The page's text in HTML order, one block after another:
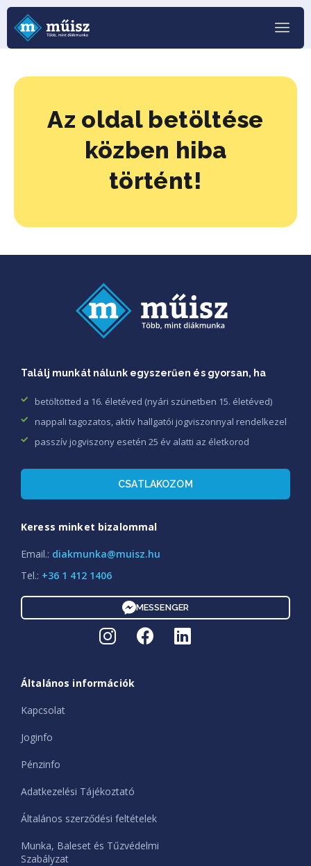
Az oldal betöltése
közben hiba
történt!
Találj munkát nálunk egyszerűen és gyorsan, ha
betöltötted a 16. életéved (nyári szünetben 15. életéved)
nappali tagozatos, aktív hallgatói jogviszonnyal rendelkezel
passzív jogviszony esetén 25 év alatti az életkorod
CSATLAKOZOM
Keress minket bizalommal
Email.: diakmunka@muisz.hu
Tel.: +36 1 412 1406
MESSENGER
Általános információk
Kapcsolat
Joginfo
Pénzinfo
Adatkezelési Tájékoztató
Általános szerződési feltételek
Munka, Baleset és Tűzvédelmi
Szabályzat